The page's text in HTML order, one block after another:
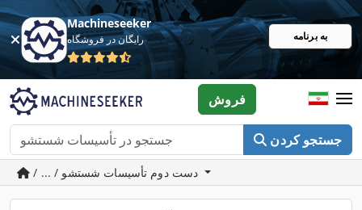
Machineseeker
رایگان در فروشگاه به برنامه
جستجو کردن
فروش